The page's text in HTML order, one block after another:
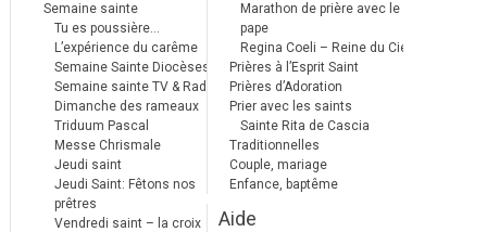
Semaine sainte
Tu es poussière…
L’expérience du carême
Semaine Sainte Diocèses
Semaine sainte TV & Radio
Dimanche des rameaux
Triduum Pascal
Messe Chrismale
Jeudi saint
Jeudi Saint: Fêtons nos
prêtres
Vendredi saint – la croix
Marathon de prière avec le
pape
Regina Coeli – Reine du Ciel
Prières à l’Esprit Saint
Prières d’Adoration
Prier avec les saints
Sainte Rita de Cascia
Traditionnelles
Couple, mariage
Enfance, baptême
Aide